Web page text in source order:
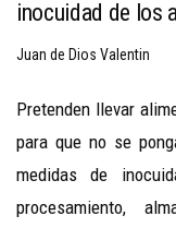
inocuidad de los
Juan de Dios Valentin
Pretenden llevar
para que no se
medidas de
procesamiento,